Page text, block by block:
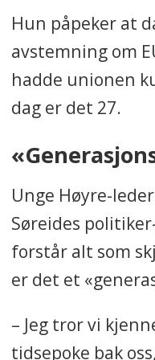
Hun påpeker at
avstemning om
hadde unionen
dag er det 27.
Unge Høyre-
Søreides
forstår alt som
er det et
– Jeg tror vi
tidsepoke bak